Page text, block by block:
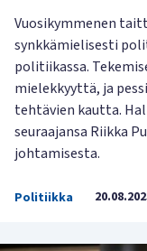
Vuosikymmenen
synkkämielisesti
politiikassa.
mielekkyyttä, ja
tehtävien kautta.
seuraajansa Riikka
johtamisesta.
Politiikka